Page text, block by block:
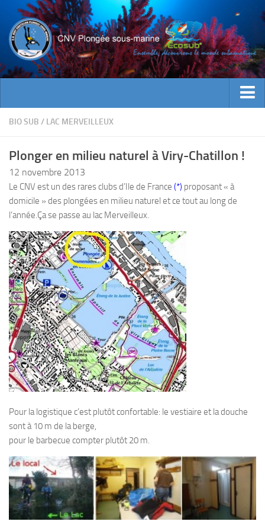
ACTUALITES
INFOS CNV
Bienvenue
Contacts
Documents utiles
Encadrement
Historique
Plouf
ECOLE DE PLONGEE
Formations
Jeune plongeur
Plongeur N1
Plongeur N2
Guide de palanquée N4
Initiateur
Moniteur Fédéral
Organisation
Responsables
BIO SUB / LAC MERVEILLEUX
Plonger en milieu naturel à Viry-Chatillon !
12 novembre 2013
Le CNV est un des rares clubs d’Ile de France (*) proposant « à
domicile » des plongées en milieu naturel et ce tout au long de
l’année.Ça se passe au lac Merveilleux.
Pour la logistique c’est plutôt confortable: le vestiaire et la douche
sont à 10 m de la berge,
pour le barbecue compter plutôt 20 m.